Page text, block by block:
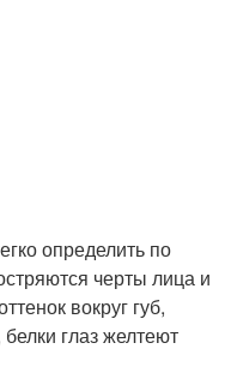
определить по
черты лица и
вокруг губ,
глаз желтеют